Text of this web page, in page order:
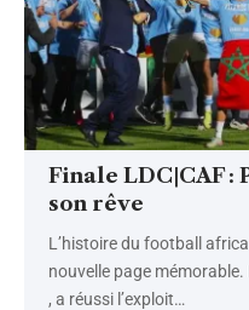
Finale LDC|CAF :
son rêve
L’histoire du football
nouvelle page
, a réussi l’exploit…